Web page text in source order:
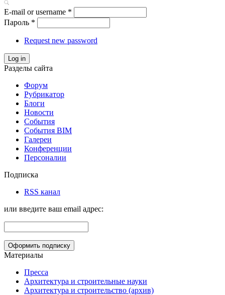
E-mail or username *
Пароль *
Request new password
Log in
Разделы сайта
Форум
Рубрикатор
Блоги
Новости
События
События BIM
Галереи
Конференции
Персоналии
Подписка
RSS канал
или введите ваш email адрес:
Материалы
Пресса
Архитектура и строительные науки
Архитектура и строительство (архив)